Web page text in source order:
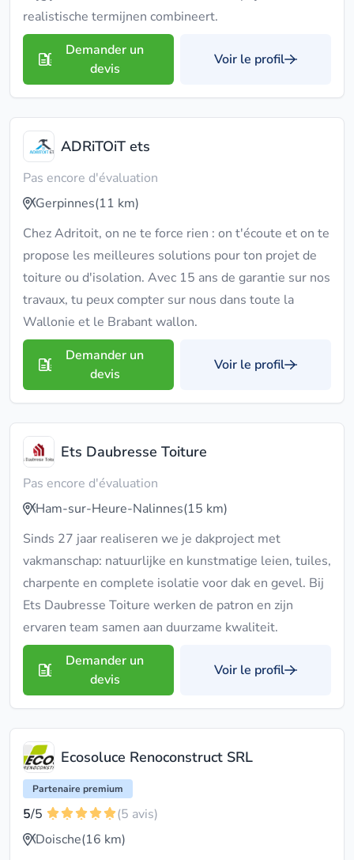
realistische termijnen combineert.
Demander un
devis
Voir le profil
ADRiTOiT ets
Pas encore d'évaluation
Gerpinnes(11 km)
Chez Adritoit, on ne te force rien : on t'écoute et on te
propose les meilleures solutions pour ton projet de
toiture ou d'isolation. Avec 15 ans de garantie sur nos
travaux, tu peux compter sur nous dans toute la
Wallonie et le Brabant wallon.
Demander un
devis
Voir le profil
Ets Daubresse Toiture
Pas encore d'évaluation
Ham-sur-Heure-Nalinnes(15 km)
Sinds 27 jaar realiseren we je dakproject met
vakmanschap: natuurlijke en kunstmatige leien, tuiles,
charpente en complete isolatie voor dak en gevel. Bij
Ets Daubresse Toiture werken de patron en zijn
ervaren team samen aan duurzame kwaliteit.
Demander un
devis
Voir le profil
Ecosoluce Renoconstruct SRL
Partenaire premium
5/5
(5 avis)
Doische(16 km)